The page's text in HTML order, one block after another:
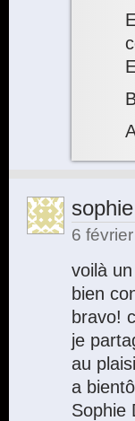
6
voilà
bien
bravo!
je
au
a
Sophie